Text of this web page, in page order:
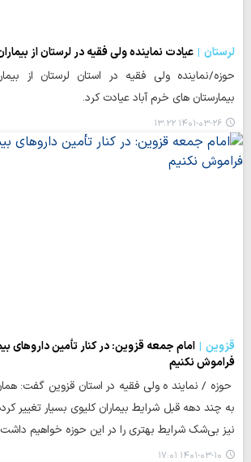
لرستان
عیادت نماینده ولی فقیه در لرستان از
حوزه/نماینده ولی فقیه در استان لرستان از
بیمارستان های خرم آباد عیادت کرد.
۱۴۰۱-۰۳-۲۶ ۱۳:۲۲
قزوین
امام جمعه قزوین: در کنار تأمین داروهای
فراموش نکنیم
حوزه / نمایند ه ولی فقیه در استان قزوین گفت:
به چند دهه قبل شرایط بیماران کلیوی بسیار تغییر
نیز بی‌شک شرایط بهتری را در این حوزه خواهیم
۱۴۰۱-۰۳-۱۰ ۱۷:۰۱